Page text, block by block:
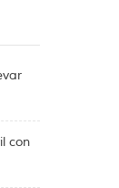
con